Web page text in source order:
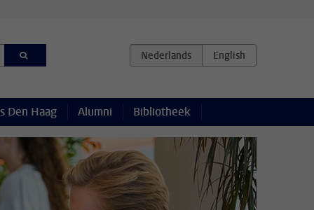
Den Haag Alumni Bibliotheek